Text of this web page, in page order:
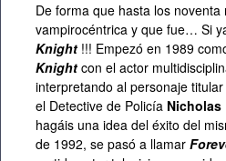
De forma que hasta los noventa
vampirocéntrica y que fue… Si
Knight !!! Empezó en 1989
Knight con el actor
interpretando al personaje
el Detective de Policía Nicholas
hagáis una idea del éxito del
de 1992, se pasó a llamar